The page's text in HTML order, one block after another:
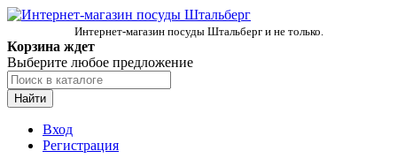
Интернет-магазин посуды Штальберг и не только.
Корзина ждет
Выберите любое предложение
Найти
Вход
Регистрация